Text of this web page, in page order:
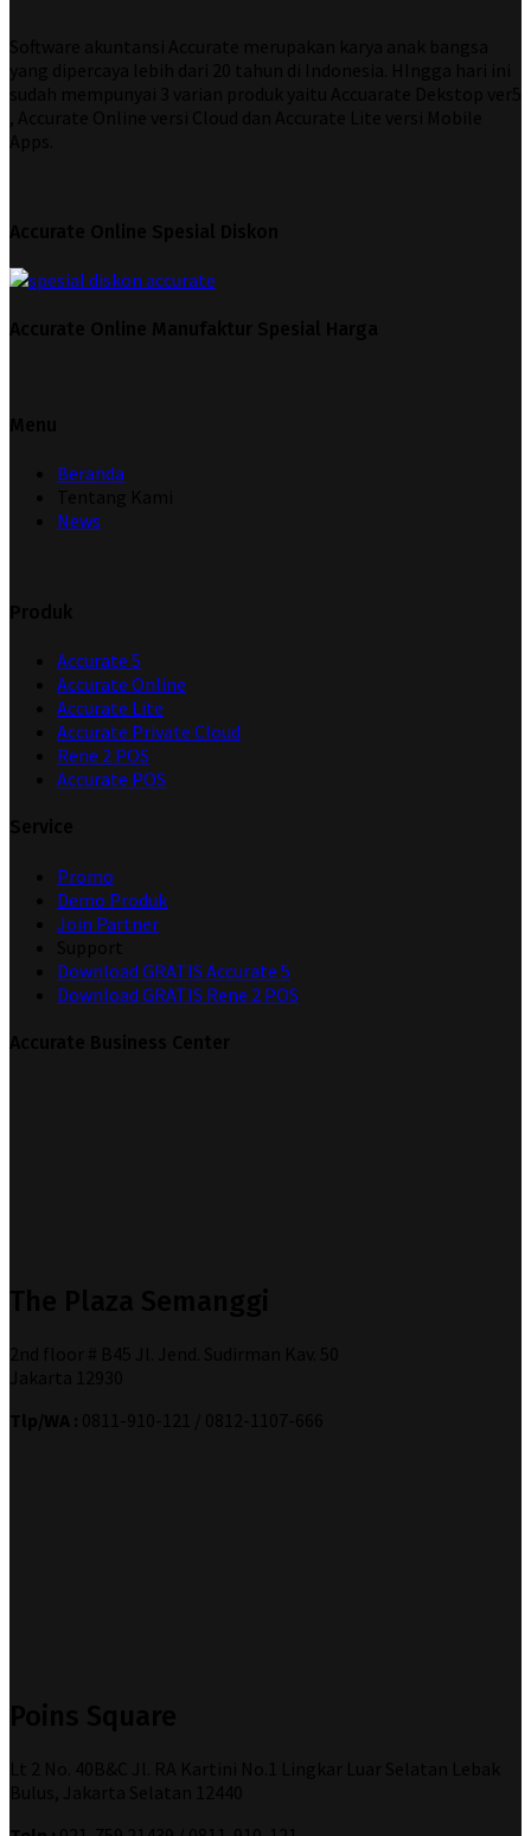
Beranda
News
Accurate 5
Accurate Online
Accurate Lite
Accurate Private Cloud
Rene 2 POS
Accurate POS
Promo
Demo Produk
Join Partner
Download GRATIS Accurate 5
Download GRATIS Rene 2 POS